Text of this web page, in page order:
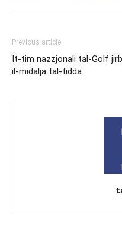
Previous article
It-tim nazzjonali tal-Golf
il-midalja tal-fidda